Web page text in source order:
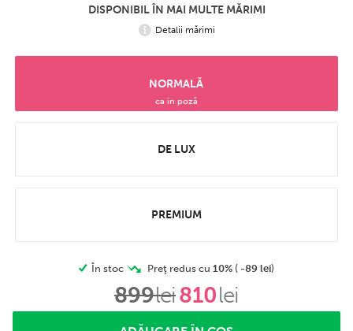
DISPONIBIL ÎN MAI MULTE MĂRIMI
Detalii mărimi
NORMALĂ
ca în poză
DE LUX
PREMIUM
În stoc Preţ redus cu 10% ( -89 lei)
899lei810lei